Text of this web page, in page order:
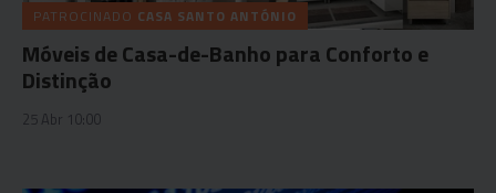
PATROCINADO CASA SANTO ANTÓNIO
Móveis de Casa-de-Banho para Conforto e
Distinção
25 Abr 10:00